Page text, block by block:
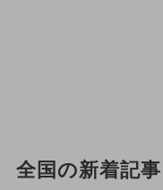
全国の新着記事